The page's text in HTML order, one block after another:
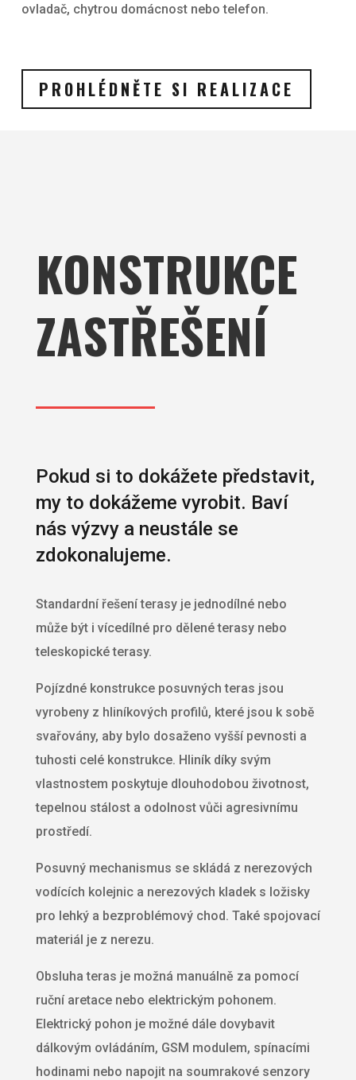
ovladač, chytrou domácnost nebo telefon.
PROHLÉDNĚTE SI REALIZACE
KONSTRUKCE
ZASTŘEŠENÍ
Pokud si to dokážete představit,
my to dokážeme vyrobit. Baví
nás výzvy a neustále se
zdokonalujeme.
Standardní řešení terasy je jednodílné nebo
může být i vícedílné pro dělené terasy nebo
teleskopické terasy.
Pojízdné konstrukce posuvných teras jsou
vyrobeny z hliníkových profilů, které jsou k sobě
svařovány, aby bylo dosaženo vyšší pevnosti a
tuhosti celé konstrukce. Hliník díky svým
vlastnostem poskytuje dlouhodobou životnost,
tepelnou stálost a odolnost vůči agresivnímu
prostředí.
Posuvný mechanismus se skládá z nerezových
vodících kolejnic a nerezových kladek s ložisky
pro lehký a bezproblémový chod. Také spojovací
materiál je z nerezu.
Obsluha teras je možná manuálně za pomocí
ruční aretace nebo elektrickým pohonem.
Elektrický pohon je možné dále dovybavit
dálkovým ovládáním, GSM modulem, spínacími
hodinami nebo napojit na soumrakové senzory